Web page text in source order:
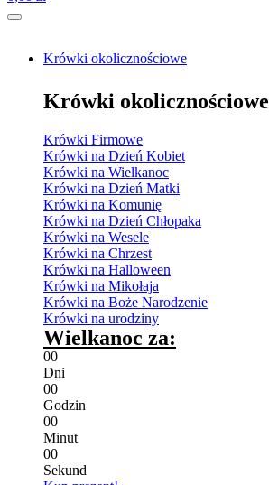
Krówki okolicznościowe
Krówki okolicznościowe
Krówki Firmowe
Krówki na Dzień Kobiet
Krówki na Wielkanoc
Krówki na Dzień Matki
Krówki na Komunię
Krówki na Dzień Chłopaka
Krówki na Wesele
Krówki na Chrzest
Krówki na Halloween
Krówki na Mikołaja
Krówki na Boże Narodzenie
Krówki na urodziny
Wielkanoc za:
00
Dni
00
Godzin
00
Minut
00
Sekund